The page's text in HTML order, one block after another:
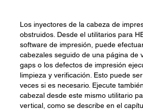
Los inyectores de la cabeza de
obstruidos. Desde el utilitarios para
software de impresión, puede
cabezales seguido de una página de
gaps o los defectos de impresión
limpieza y verificación. Esto puede
veces si es necesario. Ejecute
cabezal desde este mismo utilitario
vertical, como se describe en el